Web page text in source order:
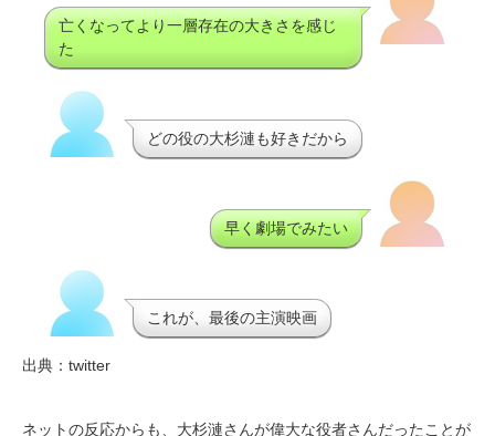
亡くなってより一層存在の大きさを感じ
た
どの役の大杉漣も好きだから
早く劇場でみたい
これが、最後の主演映画
出典：twitter
ネットの反応からも、大杉漣さんが偉大な役者さんだったことが